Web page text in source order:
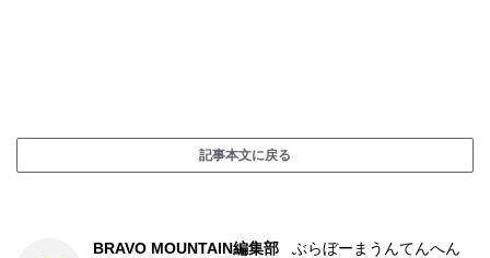
記事本文に戻る
BRAVO MOUNTAIN編集部
ぶらぼーまうんてんへん